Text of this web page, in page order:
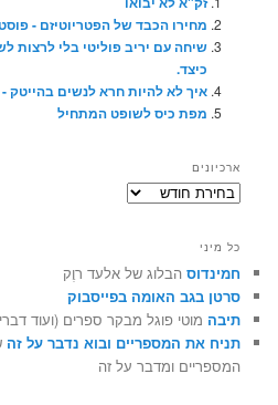
מחירו הכבד של הפטריוטיזם -
שיחה עם יריב פוליטי בלי לרצות
כיצד.
איך לא להיות חרא לנשים בהייטק
מפת כיס לשופט המתחיל
ארכיונים
ארכיונים
כל מיני
חמינדוס הבלוג של אלעד רוֶק
סרטן בגב האומה בפייסבוק
תיבה מוטי פוגל מבקר ספרים (ועוד
תניח את המספריים ובוא נדבר על זה
המספריים ומדבר על זה